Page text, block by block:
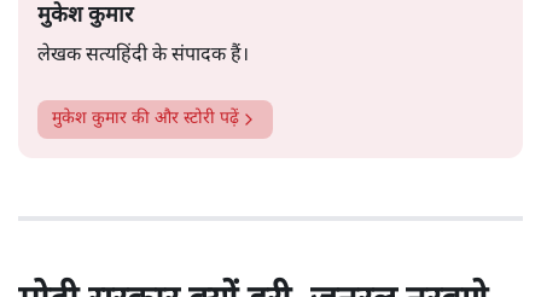
मुकेश कुमार
लेखक सत्यहिंदी के संपादक हैं।
मुकेश कुमार की और स्टोरी पढ़ें